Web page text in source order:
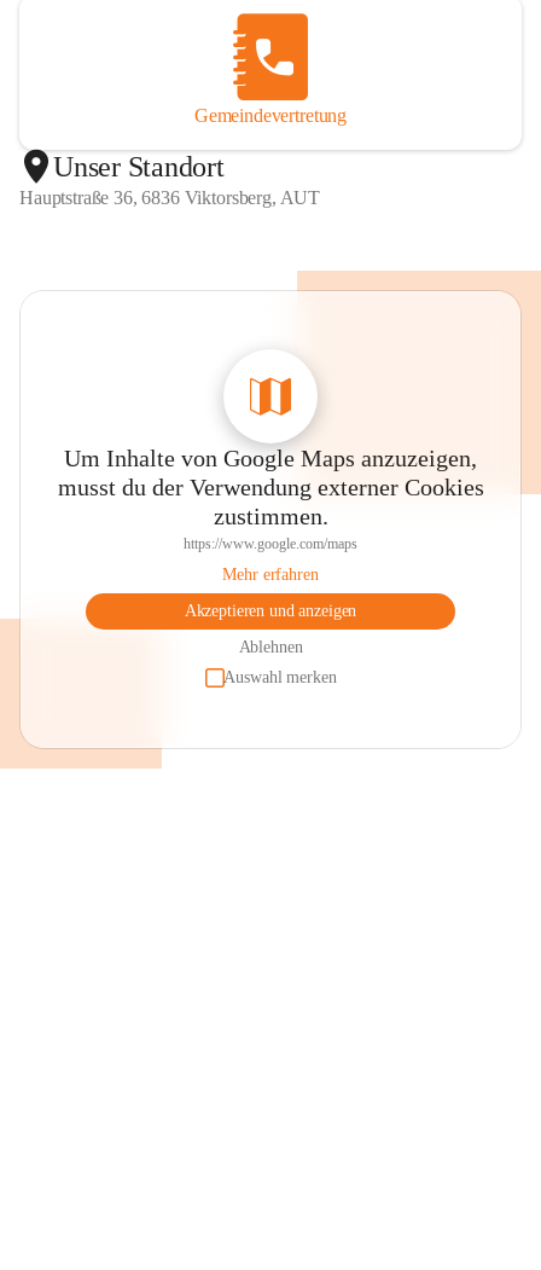
Gemeindevertretung
Unser Standort
Hauptstraße 36, 6836 Viktorsberg, AUT
Um Inhalte von Google Maps anzuzeigen,
musst du der Verwendung externer Cookies
zustimmen.
https://www.google.com/maps
Mehr erfahren
Akzeptieren und anzeigen
Ablehnen
Auswahl merken